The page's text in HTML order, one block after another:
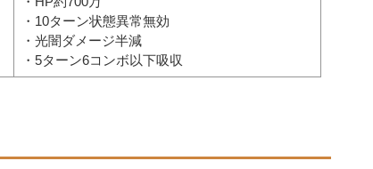
・10ターン状態異常無効
・光闇ダメージ半減
・5ターン6コンボ以下吸収